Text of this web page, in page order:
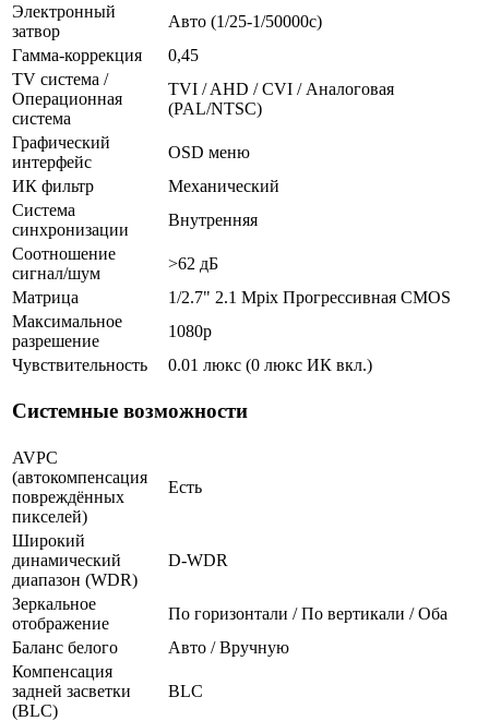
Электронный
затвор
Авто (1/25-1/50000c)
Гамма-коррекция
0,45
TV система /
Операционная
система
TVI / AHD / CVI / Аналоговая
(PAL/NTSC)
Графический
интерфейс
OSD меню
ИК фильтр
Механический
Система
синхронизации
Внутренняя
Соотношение
сигнал/шум
>62 дБ
Матрица
1/2.7" 2.1 Mpix Прогрессивная CMOS
Максимальное
разрешение
1080p
Чувствительность
0.01 люкс (0 люкс ИК вкл.)
Системные возможности
AVPC
(автокомпенсация
повреждённых
пикселей)
Есть
Широкий
динамический
диапазон (WDR)
D-WDR
Зеркальное
отображение
По горизонтали / По вертикали / Оба
Баланс белого
Авто / Вручную
Компенсация
задней засветки
(BLC)
BLC